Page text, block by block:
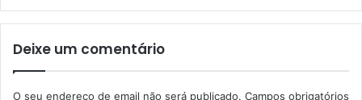
Deixe um comentário
O seu endereço de email não será publicado. Campos obrigatórios